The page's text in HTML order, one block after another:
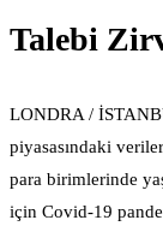
Talebi
LONDRA /
piyasasındaki
para birimlerinde
için Covid-19